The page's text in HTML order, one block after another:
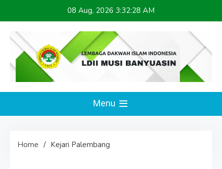
to
content
08 Aug, 2026 3:32:28 AM
LDII MUSI BANYUASIN
Menu
Home Kejari Palembang